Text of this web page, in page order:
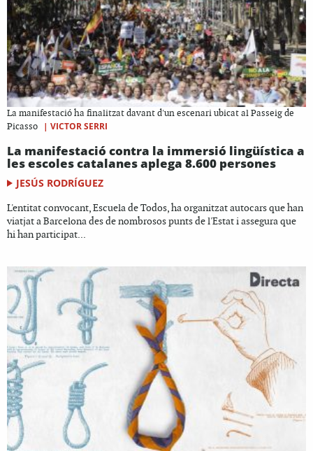
La manifestació ha finalitzat davant d'un escenari ubicat al Passeig de
Picasso
| VICTOR SERRI
La manifestació contra la immersió lingüística a
les escoles catalanes aplega 8.600 persones
JESÚS RODRÍGUEZ
L'entitat convocant, Escuela de Todos, ha organitzat autocars que han
viatjat a Barcelona des de nombrosos punts de l'Estat i assegura que
hi han participat...